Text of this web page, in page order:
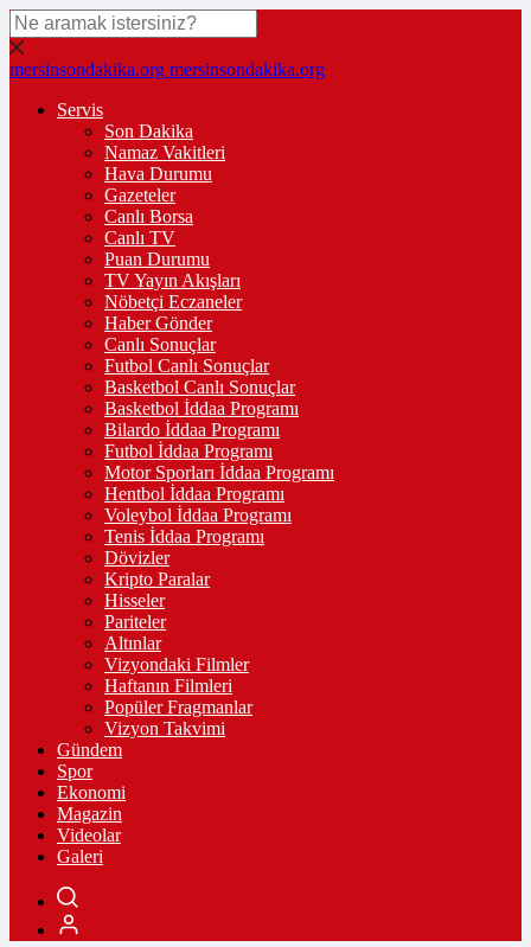
mersinsondakika.org mersinsondakika.org
Servis
Son Dakika
Namaz Vakitleri
Hava Durumu
Gazeteler
Canlı Borsa
Canlı TV
Puan Durumu
TV Yayın Akışları
Nöbetçi Eczaneler
Haber Gönder
Canlı Sonuçlar
Futbol Canlı Sonuçlar
Basketbol Canlı Sonuçlar
Basketbol İddaa Programı
Bilardo İddaa Programı
Futbol İddaa Programı
Motor Sporları İddaa Programı
Hentbol İddaa Programı
Voleybol İddaa Programı
Tenis İddaa Programı
Dövizler
Kripto Paralar
Hisseler
Pariteler
Altınlar
Vizyondaki Filmler
Haftanın Filmleri
Popüler Fragmanlar
Vizyon Takvimi
Gündem
Spor
Ekonomi
Magazin
Videolar
Galeri